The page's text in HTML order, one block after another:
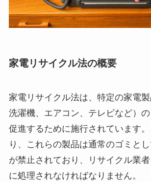
家電リサイクル法の概要
家電リサイクル法は、特定の家電製
洗濯機、エアコン、テレビなど）
促進するために施行されています
り、これらの製品は通常のゴミと
が禁止されており、リサイクル業
に処理されなければなりません。